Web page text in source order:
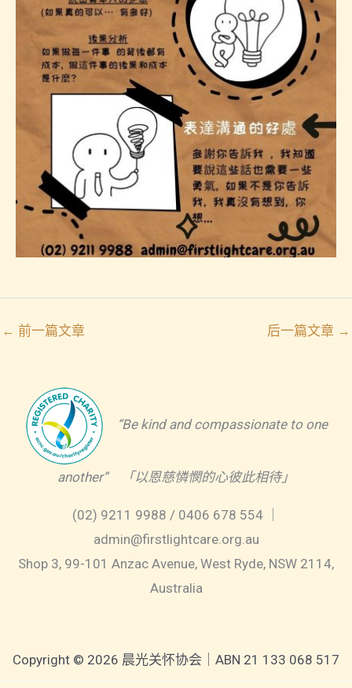
← 前一篇文章 后一篇文章 →
“Be kind and compassionate to one
another” 「以恩慈憐憫的心彼此相待」
(02) 9211 9988 / 0406 678 554 ｜
admin@firstlightcare.org.au
Shop 3, 99-101 Anzac Avenue, West Ryde, NSW 2114,
Australia
Copyright © 2026 晨光关怀协会｜ABN 21 133 068 517